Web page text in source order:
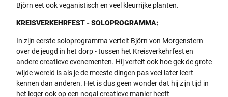
Björn eet ook veganistisch en veel kleurrijke planten.
KREISVERKEHRFEST - SOLOPROGRAMMA:
In zijn eerste soloprogramma vertelt Björn von Morgenstern
over de jeugd in het dorp - tussen het Kreisverkehrfest en
andere creatieve evenementen. Hij vertelt ook hoe gek de grote
wijde wereld is als je de meeste dingen pas veel later leert
kennen dan anderen. Het is dus geen wonder dat hij zijn tijd in
het leger ook op een nogal creatieve manier heeft